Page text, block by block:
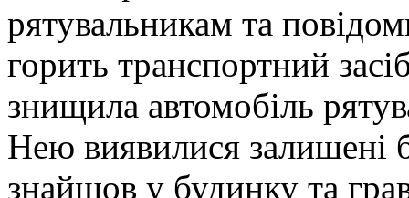
рятувальникам та
горить транспортний
знищила автомобіль
Нею виявилися залишені
знайшов у будинку та